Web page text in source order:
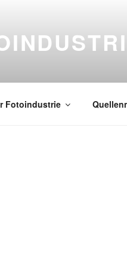
Fotoindustrie